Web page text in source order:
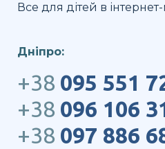
Все для дітей в
Дніпро:
+38 095 551
+38 096 106
+38 097 886